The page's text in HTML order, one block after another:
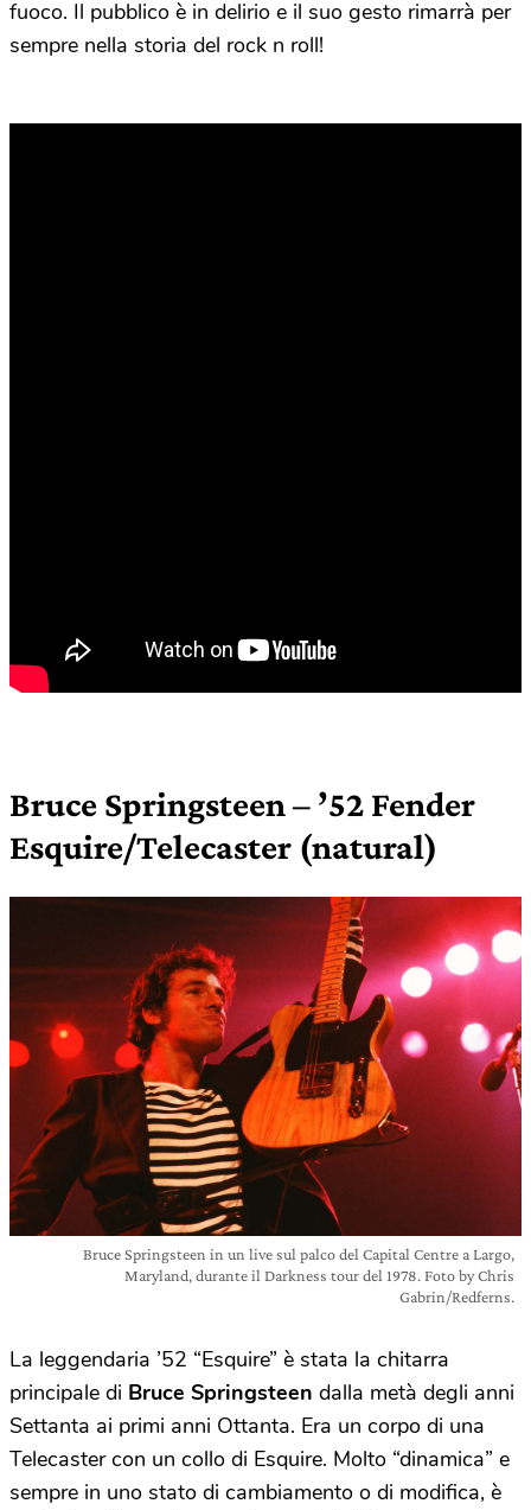
fuoco. Il pubblico è in delirio e il suo gesto rimarrà per
sempre nella storia del rock n roll!
Bruce Springsteen – ’52 Fender
Esquire/Telecaster (natural)
Bruce Springsteen in un live sul palco del Capital Centre a Largo,
Maryland, durante il Darkness tour del 1978. Foto by Chris
Gabrin/Redferns.
La leggendaria ’52 “Esquire” è stata la chitarra
principale di Bruce Springsteen dalla metà degli anni
Settanta ai primi anni Ottanta. Era un corpo di una
Telecaster con un collo di Esquire. Molto “dinamica” e
sempre in uno stato di cambiamento o di modifica, è